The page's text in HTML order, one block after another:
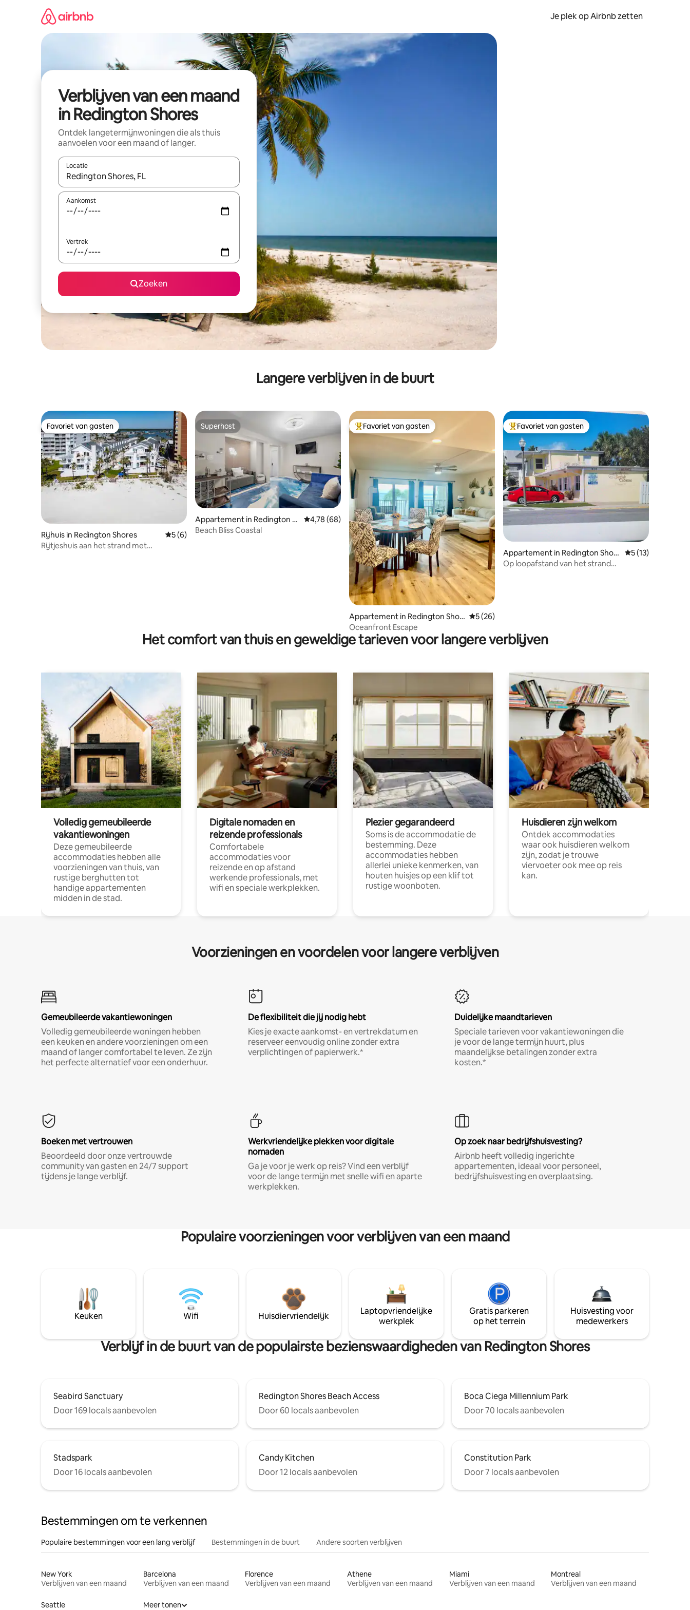
Je plek op Airbnb zetten
Verblijven van een maand
in Redington Shores
Ontdek langetermijnwoningen die als thuis
aanvoelen voor een maand of langer.
Locatie
Wanneer er resultaten beschikbaar zijn, maak je een keuze met je de pijltjestoetsen omhoog en omlaag, óf door te tikken of swipen.
Aankomst
Vertrek
Zoeken
Langere verblijven in de buurt
Favoriet van gasten
Favoriet van gasten
Rijhuis in Redington Shores Gemiddelde beoordeling van 5 op 5, 6 recensies
5 (6)
Rijtjeshuis aan het strand met
Superhost
Superhost
Appartement in Redington S
hores
Gemiddelde beoordeling van 4,78 op 5, 68 recensies
4,78 (68)
Beach Bliss Coastal
Topfavoriet van gasten
Favoriet van gasten
Appartement in Redington Shor
es
Gemiddelde beoordeling van 5 op 5, 26 recensies
5 (26)
Oceanfront Escape
Topfavoriet van gasten
Favoriet van gasten
Appartement in Redington Shor
es
Gemiddelde
5 (13)
Op loopafstand van het strand
Het comfort van thuis en geweldige tarieven voor langere verblijven
Volledig gemeubileerde
vakantiewoningen
Deze gemeubileerde
accommodaties hebben alle
voorzieningen van thuis, van
rustige berghutten tot
handige appartementen
midden in de stad.
Digitale nomaden en
reizende professionals
Comfortabele
accommodaties voor
reizende en op afstand
werkende professionals, met
wifi en speciale werkplekken.
Plezier gegarandeerd
Soms is de accommodatie de
bestemming. Deze
accommodaties hebben
allerlei unieke kenmerken, van
houten huisjes op een klif tot
rustige woonboten.
Huisdieren zijn welkom
Ontdek accommodaties
waar ook huisdieren welkom
zijn, zodat je trouwe
viervoeter ook mee op reis
kan.
Voorzieningen en voordelen voor langere verblijven
Gemeubileerde vakantiewoningen
Volledig gemeubileerde woningen hebben
een keuken en andere voorzieningen om een
maand of langer comfortabel te leven. Ze zijn
het perfecte alternatief voor een onderhuur.
De flexibiliteit die jij nodig hebt
Kies je exacte aankomst- en vertrekdatum en
reserveer eenvoudig online zonder extra
verplichtingen of papierwerk.*
Duidelijke maandtarieven
Speciale tarieven voor vakantiewoningen die
je voor de lange termijn huurt, plus
maandelijkse betalingen zonder extra
kosten.*
Boeken met vertrouwen
Beoordeeld door onze vertrouwde
community van gasten en 24/7 support
tijdens je lange verblijf.
Werkvriendelijke plekken voor digitale
nomaden
Ga je voor je werk op reis? Vind een verblijf
voor de lange termijn met snelle wifi en aparte
werkplekken.
Op zoek naar bedrijfshuisvesting?
Airbnb heeft volledig ingerichte
appartementen, ideaal voor personeel,
bedrijfshuisvesting en overplaatsing.
Populaire voorzieningen voor verblijven van een maand
Keuken Wifi Huisdiervriendelijk
Laptopvriendelijke
werkplek
Gratis parkeren
op het terrein
Huisvesting voor
medewerkers
Verblijf in de buurt van de populairste bezienswaardigheden van Redington Shores
Seabird Sanctuary
Door 169 locals aanbevolen
Redington Shores Beach Access
Door 60 locals aanbevolen
Boca Ciega Millennium Park
Door 70 locals aanbevolen
Stadspark
Door 16 locals aanbevolen
Candy Kitchen
Door 12 locals aanbevolen
Constitution Park
Door 7 locals aanbevolen
Bestemmingen om te verkennen
Populaire bestemmingen voor een lang verblijf Bestemmingen in de buurt Andere soorten verblijven
New York
Verblijven van een maand
Barcelona
Verblijven van een maand
Florence
Verblijven van een maand
Athene
Verblijven van een maand
Miami
Verblijven van een maand
Montreal
Verblijven van een maand
Seattle
Meer tonen